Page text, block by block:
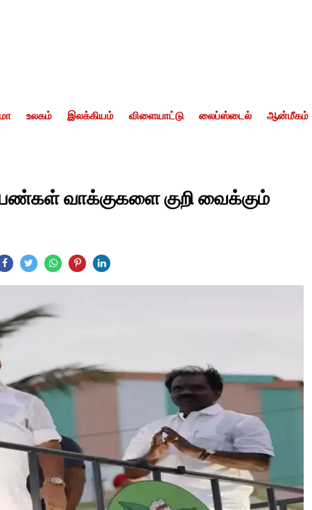
உலகம் இலக்கியம் விளையாட்டு லைப்ஸ்டைல் ஆன்மீகம்
வாக்குகளை குறி வைக்கும்